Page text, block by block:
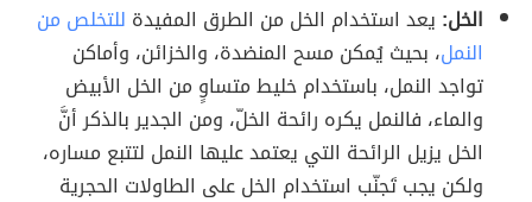
الخل: يعد استخدام الخل من الطرق المفيدة للتخلص من
النمل، بحيث يُمكن مسح المنضدة، والخزائن، وأماكن
تواجد النمل، باستخدام خليط متساوٍ من الخل الأبيض
والماء، فالنمل يكره رائحة الخلّ، ومن الجدير بالذكر أنَّ
الخل يزيل الرائحة التي يعتمد عليها النمل لتتبع مساره،
ولكن يجب تَجنّب استخدام الخل على الطاولات الحجرية